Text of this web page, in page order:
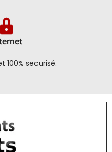
100% securisé.